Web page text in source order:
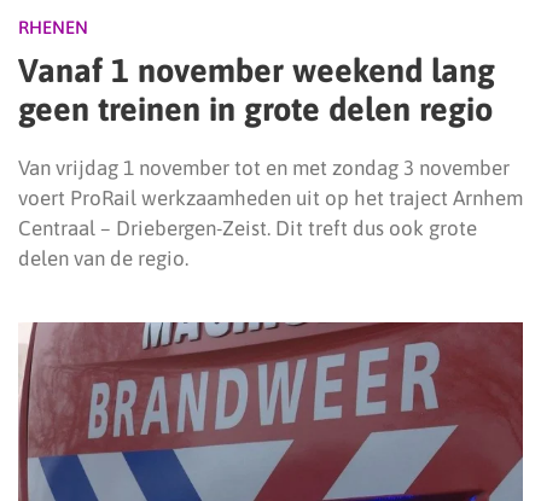
RHENEN
Vanaf 1 november weekend lang
geen treinen in grote delen regio
Van vrijdag 1 november tot en met zondag 3 november
voert ProRail werkzaamheden uit op het traject Arnhem
Centraal – Driebergen-Zeist. Dit treft dus ook grote
delen van de regio.